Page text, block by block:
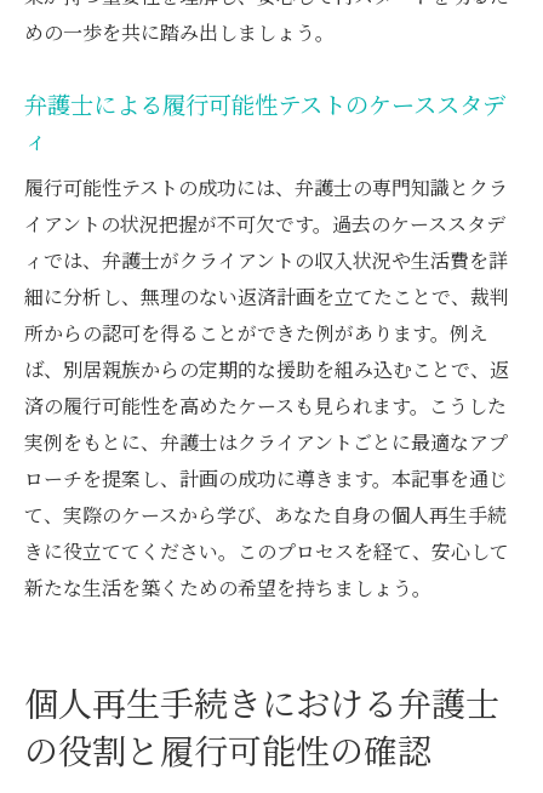
要因
弁護士の専門知識を活かした個人再生手続きの
弁護士と共に迎える個人再生の新たな第一
歩
専門知識を活かした再生手続きの展望
弁護士のサポートで安心の再生プロセス
履行可能性テストを経て新たなスタートを
切る方法
弁護士と共に歩む再生後の生活設計
再生手続き成功後の未来を見据えたステッ
プ
めの一歩を共に踏み出しましょう。
弁護士による履行可能性テストのケーススタデ
ィ
履行可能性テストの成功には、弁護士の専門知識とクラ
イアントの状況把握が不可欠です。過去のケーススタデ
ィでは、弁護士がクライアントの収入状況や生活費を詳
細に分析し、無理のない返済計画を立てたことで、裁判
所からの認可を得ることができた例があります。例え
ば、別居親族からの定期的な援助を組み込むことで、返
済の履行可能性を高めたケースも見られます。こうした
実例をもとに、弁護士はクライアントごとに最適なアプ
ローチを提案し、計画の成功に導きます。本記事を通じ
て、実際のケースから学び、あなた自身の個人再生手続
きに役立ててください。このプロセスを経て、安心して
新たな生活を築くための希望を持ちましょう。
個人再生手続きにおける弁護士
の役割と履行可能性の確認